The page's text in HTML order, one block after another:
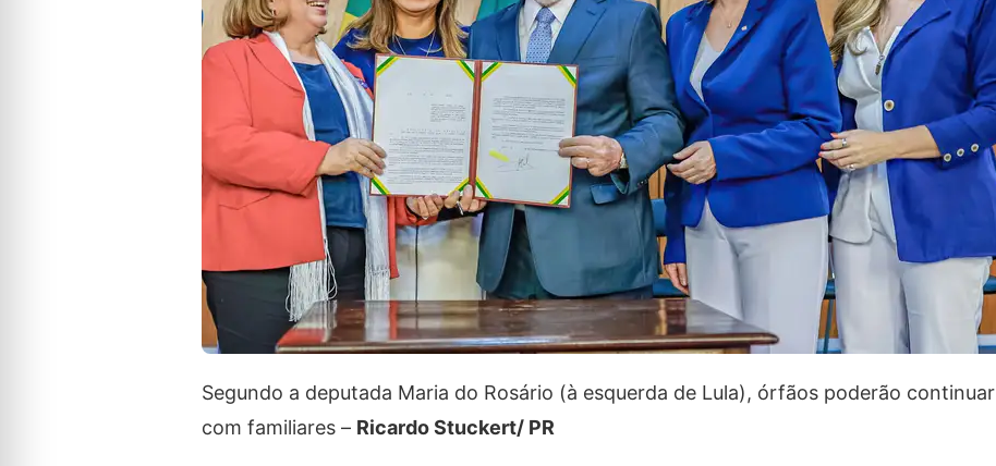
Segundo a deputada Maria do Rosário (à esquerda de Lula), órfãos poderão continuar
com familiares – Ricardo Stuckert/ PR